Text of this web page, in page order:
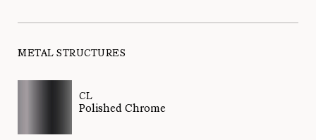
METAL STRUCTURES
CL
Polished Chrome